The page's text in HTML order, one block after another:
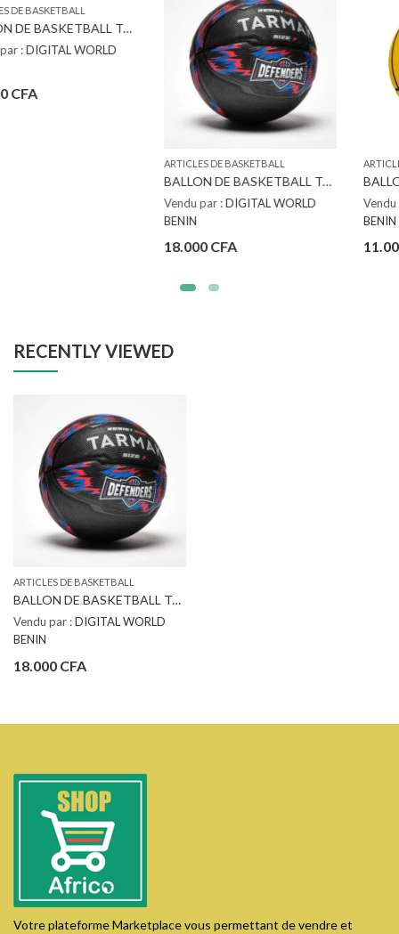
BALLON DE BASKETBALL TARMAK TAILLE 7 – R500 NOIR ROUGE BLEU
DIGITAL WORLD
ARTICLES DE BASKETBALL
BALLON TARMAK R100 TAILLE 5 JAUNE
Vendu par :DIGITAL WORLD
11.000
RECENTLY VIEWED
ARTICLES DE BASKETBALL
BALLON DE BASKETBALL TARMAK TAILLE 7 – R500 NOIR ROUGE BLEU
Vendu par :DIGITAL WORLD
BENIN
18.000 CFA
Votre plateforme Marketplace vous permettant de vendre et